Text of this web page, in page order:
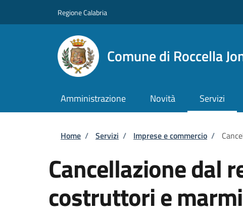
Regione Calabria
Comune di Roccella
Amministrazione Novità Servizi
Briciole di pane
Home / Servizi / Imprese e commercio /
Cancellazione dal
costruttori e